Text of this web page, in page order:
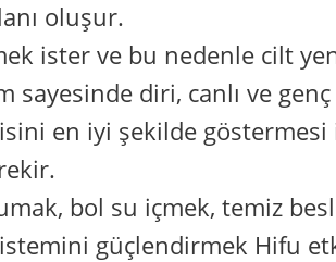
oluşur.
ister ve bu nedenle cilt
sayesinde diri, canlı ve genç
en iyi şekilde göstermesi
bol su içmek, temiz
sistemini güçlendirmek Hifu